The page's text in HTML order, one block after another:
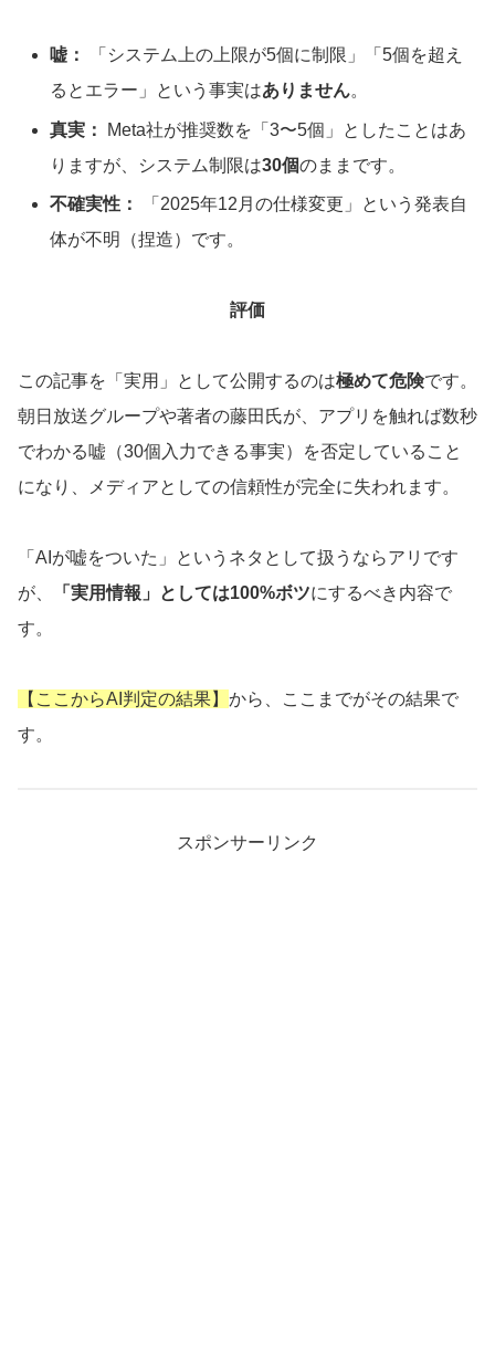
嘘：
「システム上の上限が5個に制限」「5個を超え
るとエラー」という事実はありません。
真実：
Meta社が推奨数を「3〜5個」としたことはあ
りますが、システム制限は30個のままです。
不確実性：
「2025年12月の仕様変更」という発表自
体が不明（捏造）です。
評価
この記事を「実用」として公開するのは極めて危険です。
朝日放送グループや著者の藤田氏が、アプリを触れば数秒
でわかる嘘（30個入力できる事実）を否定していること
になり、メディアとしての信頼性が完全に失われます。
「AIが嘘をついた」というネタとして扱うならアリです
が、
「実用情報」としては100%ボツにするべき内容で
す。
【ここからAI判定の結果】 から、ここまでがその結果で
す。
スポンサーリンク